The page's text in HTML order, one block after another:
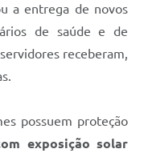
a entrega de novos
de saúde e de
receberam,
possuem proteção
exposição solar